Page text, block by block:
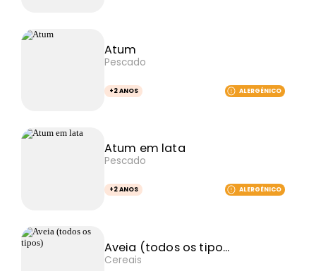
Atum
Pescado
+2 ANOS ALERGÉNICO
Atum em lata
Pescado
+2 ANOS ALERGÉNICO
Aveia (todos os tipo...
Cereais